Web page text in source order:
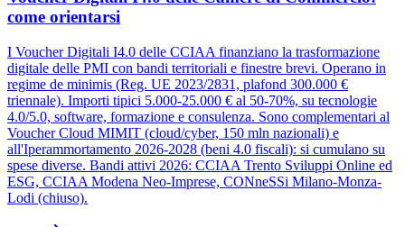
come orientarsi
I Voucher Digitali I4.0 delle CCIAA finanziano la trasformazione
digitale delle PMI con bandi territoriali e finestre brevi. Operano in
regime de minimis (Reg. UE 2023/2831, plafond 300.000 €
triennale). Importi tipici 5.000-25.000 € al 50-70%, su tecnologie
4.0/5.0, software, formazione e consulenza. Sono complementari al
Voucher Cloud MIMIT (cloud/cyber, 150 mln nazionali) e
all'Iperammortamento 2026-2028 (beni 4.0 fiscali): si cumulano su
spese diverse. Bandi attivi 2026: CCIAA Trento Sviluppi Online ed
ESG, CCIAA Modena Neo-Imprese, CONneSSi Milano-Monza-
Lodi (chiuso).